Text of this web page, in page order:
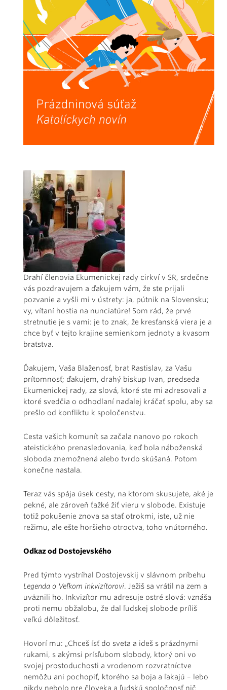
Drahí členovia Ekumenickej rady cirkví v SR, srdečne
vás pozdravujem a ďakujem vám, že ste prijali
pozvanie a vyšli mi v ústrety: ja, pútnik na Slovensku;
vy, vítaní hostia na nunciatúre! Som rád, že prvé
stretnutie je s vami: je to znak, že kresťanská viera je a
chce byť v tejto krajine semienkom jednoty a kvasom
bratstva.
Ďakujem, Vaša Blaženosť, brat Rastislav, za Vašu
prítomnosť; ďakujem, drahý biskup Ivan, predseda
Ekumenickej rady, za slová, ktoré ste mi adresovali a
ktoré svedčia o odhodlaní naďalej kráčať spolu, aby sa
prešlo od konfliktu k spoločenstvu.
Cesta vašich komunít sa začala nanovo po rokoch
ateistického prenasledovania, keď bola náboženská
sloboda znemožnená alebo tvrdo skúšaná. Potom
konečne nastala.
Teraz vás spája úsek cesty, na ktorom skusujete, aké je
pekné, ale zároveň ťažké žiť vieru v slobode. Existuje
totiž pokušenie znova sa stať otrokmi, iste, už nie
režimu, ale ešte horšieho otroctva, toho vnútorného.
Odkaz od Dostojevského
Pred týmto vystríhal Dostojevskij v slávnom príbehu
Legenda o Veľkom inkvizítorovi. Ježiš sa vrátil na zem a
uväznili ho. Inkvizítor mu adresuje ostré slová: vznáša
proti nemu obžalobu, že dal ľudskej slobode príliš
veľkú dôležitosť.
Hovorí mu: „Chceš ísť do sveta a ideš s prázdnymi
rukami, s akýmsi prísľubom slobody, ktorý oni vo
svojej prostoduchosti a vrodenom rozvratníctve
nemôžu ani pochopiť, ktorého sa boja a ľakajú – lebo
nikdy nebolo pre človeka a ľudskú spoločnosť nič